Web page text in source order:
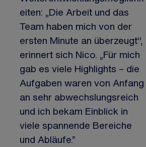
eiten: „Die Arbeit und das
Team haben mich von der
ersten Minute an überzeugt“,
erinnert sich Nico. „Für mich
gab es viele Highlights – die
Aufgaben waren von Anfang
an sehr abwechslungsreich
und ich bekam Einblick in
viele spannende Bereiche
und Abläufe.”